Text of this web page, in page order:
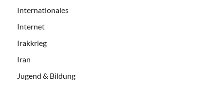
Internationales
Internet
Irakkrieg
Iran
Jugend & Bildung